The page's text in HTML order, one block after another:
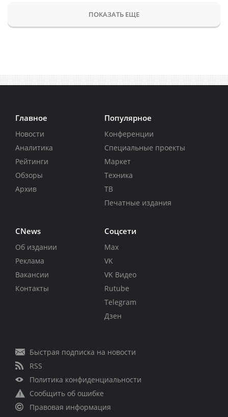
ПОКАЗАТЬ ЕЩЕ
Главное
Новости
Аналитика
Рейтинги
Обзоры
Архив
Популярное
Конференции
Специальные проекты
Маркет
Техника
ТВ
Печатные издания
CNews
Об издании
Реклама
Вакансии
Контакты
Соцсети
Max
VK
VK Видео
Rutube
Telegram
Дзен
Быстрая подписка на новости
RSS
Политика конфиденциальности
Сообщить об ошибке
Правовая информация